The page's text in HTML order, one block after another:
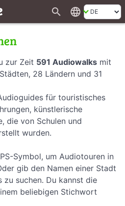
search language
zur Zeit 591 Audiowalks mit
28 Ländern und 31
für touristisches
künstlerische
die von Schulen und
wurden.
Symbol, um Audiotouren in
gib den Namen einer Stadt
zu suchen. Du kannst die
beliebigen Stichwort